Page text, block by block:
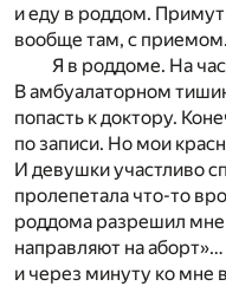
и еду в роддом. Примут
вообще там, с приемом.
Я в роддоме. На
В амбуалаторном
попасть к доктору.
по записи. Но мои
И девушки участливо
пролепетала что-то
роддома разрешил
направляют на
и через минуту ко